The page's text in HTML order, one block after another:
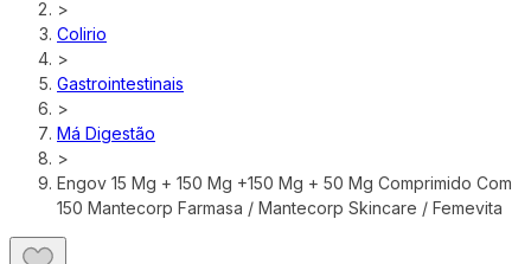
>
Colirio
>
Gastrointestinais
>
Má Digestão
>
Engov 15 Mg + 150 Mg +150 Mg + 50 Mg Comprimido Com
150 Mantecorp Farmasa / Mantecorp Skincare / Femevita